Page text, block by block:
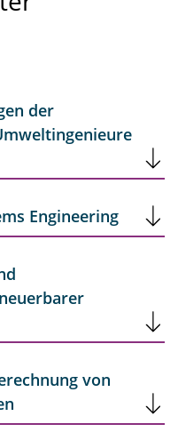
der
Engineering
von